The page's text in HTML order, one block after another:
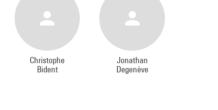
Christophe
Bident
Jonathan
Degenève